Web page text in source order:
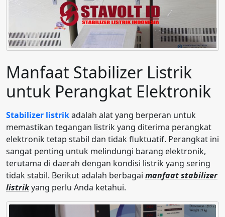
Manfaat Stabilizer Listrik
untuk Perangkat Elektronik
Stabilizer listrikadalah alat yang berperan untuk
memastikan tegangan listrik yang diterima perangkat
elektronik tetap stabil dan tidak fluktuatif. Perangkat ini
sangat penting untuk melindungi barang elektronik,
terutama di daerah dengan kondisi listrik yang sering
tidak stabil. Berikut adalah berbagai manfaat stabilizer
listrikyang perlu Anda ketahui.